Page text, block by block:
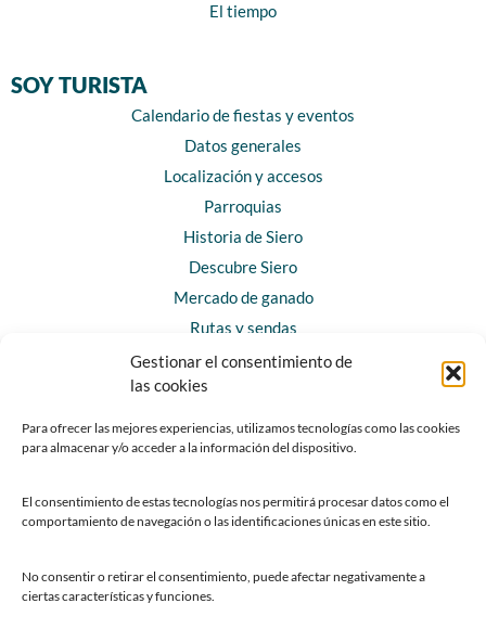
Gestionar el consentimiento de
las cookies
Para ofrecer las mejores experiencias, utilizamos tecnologías como las cookies
para almacenar y/o acceder a la información del dispositivo.
El consentimiento de estas tecnologías nos permitirá procesar datos como el
comportamiento de navegación o las identificaciones únicas en este sitio.
No consentir o retirar el consentimiento, puede afectar negativamente a
ciertas características y funciones.
El tiempo
SOY TURISTA
Calendario de fiestas y eventos
Datos generales
Localización y accesos
Parroquias
Historia de Siero
Descubre Siero
Mercado de ganado
Rutas y sendas
Horarios y contacto
Teléfonos de interés
Chatbot Siero
SEDES ELECTRÓNICAS
Sede del Ayuntamiento de Siero